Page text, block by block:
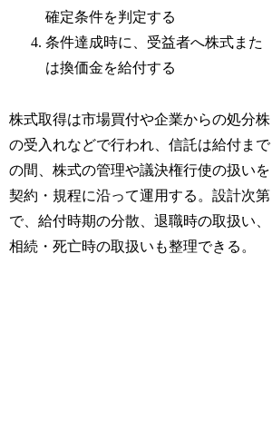
確定条件を判定する
条件達成時に、受益者へ株式また
は換価金を給付する
株式取得は市場買付や企業からの処分株
の受入れなどで行われ、信託は給付まで
の間、株式の管理や議決権行使の扱いを
契約・規程に沿って運用する。設計次第
で、給付時期の分散、退職時の取扱い、
相続・死亡時の取扱いも整理できる。